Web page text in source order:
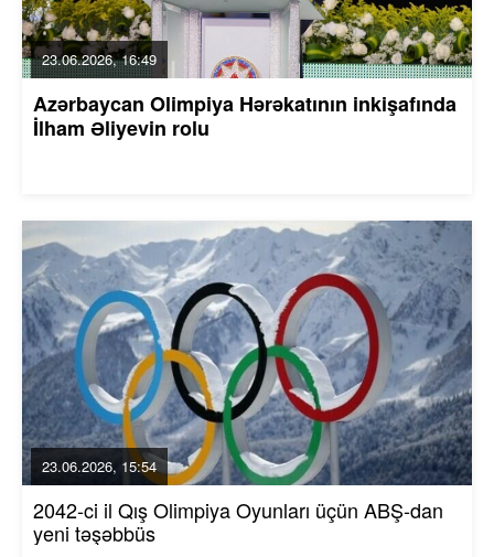
23.06.2026, 16:49
Azərbaycan Olimpiya Hərəkatının inkişafında
İlham Əliyevin rolu
23.06.2026, 15:54
2042-ci il Qış Olimpiya Oyunları üçün ABŞ-dan
yeni təşəbbüs